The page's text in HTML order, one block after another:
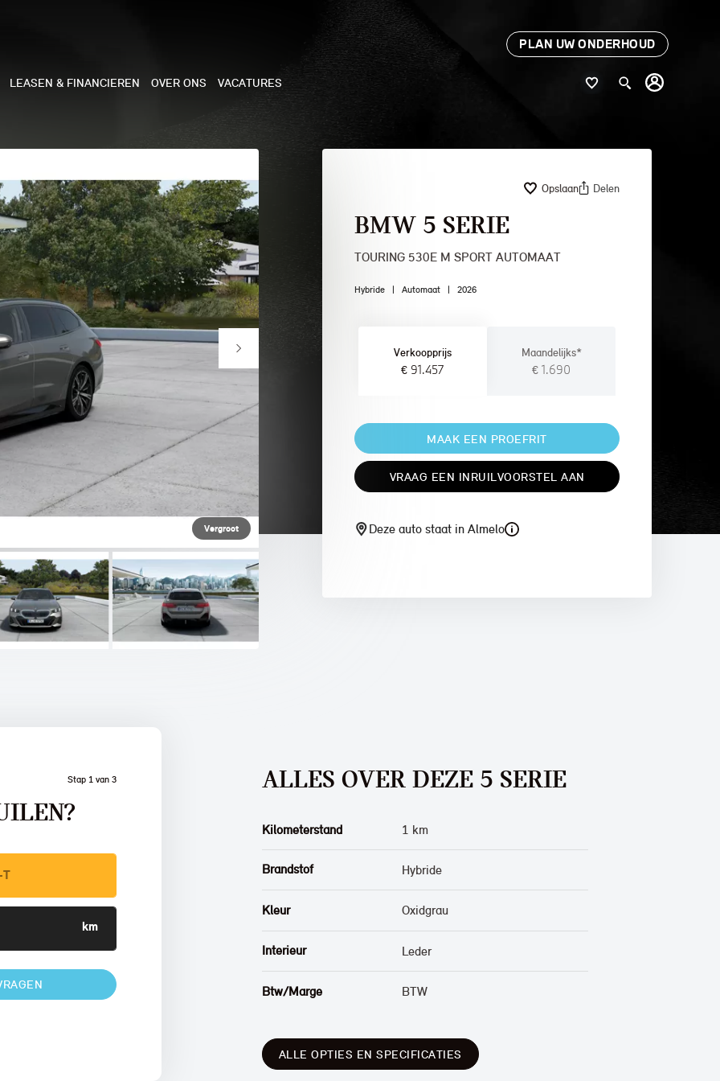
PLAN UW ONDERHOUD
3-DEURS
CABRIO
5-DEURS
COOPER WORKS
SMITH EDITION
LEASEN & FINANCIEREN OVER ONS VACATURES
Vergroot
Opslaan Delen
BMW 5 SERIE
TOURING 530E M SPORT AUTOMAAT
Hybride | Automaat | 2026
Verkoopprijs
€ 91.457
Maandelijks*
€ 1.690
MAAK EEN PROEFRIT
VRAAG EEN INRUILVOORSTEL AAN
Deze auto staat in Almelo
Stap 1 van 3 ALLES OVER DEZE 5 SERIE
Kilometerstand 1 km
Brandstof Hybride
Kleur Oxidgrau
Interieur Leder
Btw/Marge BTW
ALLE OPTIES EN SPECIFICATIES